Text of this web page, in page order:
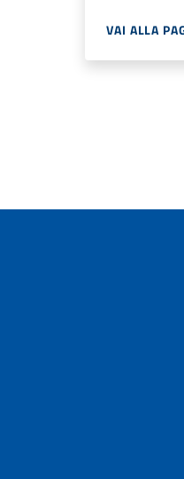
VAI ALLA